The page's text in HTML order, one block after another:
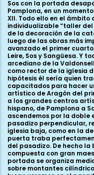
grandes centros artísticos del Camino de Santiago hispano, de Pamplona a Santiago, pasando por León. Si ascendemos por la doble escalinata que nos lleva otra vez al pasadizo perpendicular, repararemos tanto en la portada de la iglesia baja, como en la definición de la propia galería. La puerta traba perfectamente con el alzado del tramo central del pasadizo. De hecho la bella bóveda de arista está compuesta con gran maestría para enmarcar el hueco. La portada se organiza mediante cuatro arquivoltas, la interior sobre montantes cilíndricos, al modo de las columnas que luego veremos en el pasadizo. La segunda y la cuarta están conformadas por una faja cóncava con bolas en chaflán. La tercera, la más monumental, lleva un par de columnas acodilladas con una poderosa arquivolta con baquetón central entre nacelas. Los capiteles son muy simplificados; el de la derecha muestra la frecuente articulación de copa lisa con hojas que acogen bolas hacia los ángulos superiores. El del otro lado es algo más elaborado: las hojas lisas se han convertido en digitadas mediante incisiones simétricas. Rematan por arriba con ondas incisas y paralelas. Se corresponde con el diseño de alguno de los capiteles externos de las ventanas altas. Los de los montantes interiores llevan a la derecha también hojas lisas y esquemáticas que rematan en bolas en los ángulos; y a la izquierda plásticas volutas lisas que se encuentran en los ángulos superiores. Recuerdan a las volutas del capitel de las aves. En la galería encontramos otros cuatro capiteles de articulación muy parecida. Muestran, como peculiaridad más marcada, una copa casi cilíndrica, en perfecta continuidad semicolumna-fajón. No se subraya ni con collarino ni con cimacio. En ese sentido su simplicidad ha sido relacionada con algunos ejemplos similares de Ujué; esta relación va más por lo funcional que por lo estilístico. Los motivos decorativos predominantes son las bolas angulares, sustituidas al sur por cabezas humanas y amplias hojas digitadas y flordelisadas. Por lo demás la galería muestra una completa identidad constructiva con las naves de la iglesia baja: gruesos fajones de sección prismática. En las respectivas embocaduras estos arcos van doblados en un configuración robustísima, en consonancia con el papel tectónico que juegan. Continuidad con los pilares adosados, bellas y precisas bóvedas de arista, y, ahora sí, una perfecta geometría espacial. Los sillares son monumentales y perfectamente geométricos. Los muros están cuajados de cruces, en referencia al uso de este ámbito como espacio funerario y lugar de enterramiento. Una vez atravesado el pasadizo, nos encontramos en una de las terrazas que conformarían el recinto fortificado de la propia abadía. Serviría también para acceder al castillo superior, reedificado, como sabemos, durante el reinado de Ramiro II. Desde aquí se domina un amplio panorama hacia el Norte y hacia el Este. También se obtiene una completa perspectiva de la iglesia alta, dedicada como sabemos a San Esteban, y de su diálogo con el murallón oriental del castillo. Tras una pronunciada escalinata, la portada monumental nos anuncia el acceso principal al templo. La restauración del siglo pasado ha dotado al interior de una innegable uniformidad basada en los paramentos de piedra vista y en las hiladas de sillares regulares. Este realce de los elementos estructurales primitivos no hace sino desvelar con claridad un interior muy coherente y homogéneo. Y ésta es una de las principales características del templo que nos ocupa. Además de la perfecta resolución de los problemas que planteaba la estructura en pisos y niveles, el plan se lleva a cabo sin aparentes reorientaciones ni cambios. El resultado es uno de los interiores más unitarios y representativos del románico pleno. Veamos con detenimiento sus detalles. Como ya proponía la planimetría de la iglesia baja, nos encontramos ante un templo con cabecera de tres ábsides, que se abren a un amplio transepto no marcado